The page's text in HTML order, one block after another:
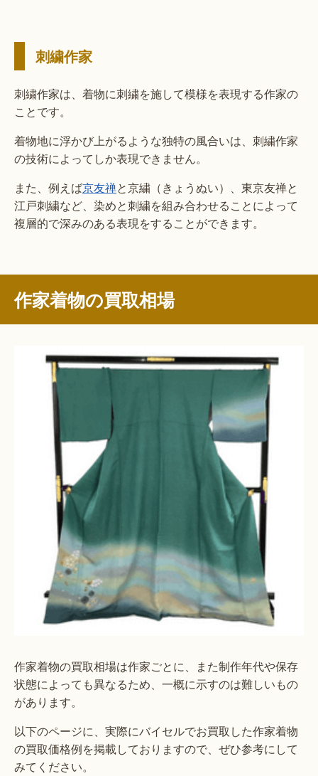
刺繍作家
刺繍作家は、着物に刺繍を施して模様を表現する作家の
ことです。
着物地に浮かび上がるような独特の風合いは、刺繍作家
の技術によってしか表現できません。
また、例えば京友禅と京繍（きょうぬい）、東京友禅と
江戸刺繍など、染めと刺繍を組み合わせることによって
複層的で深みのある表現をすることができます。
作家着物の買取相場
作家着物の買取相場は作家ごとに、また制作年代や保存
状態によっても異なるため、一概に示すのは難しいもの
があります。
以下のページに、実際にバイセルでお買取した作家着物
の買取価格例を掲載しておりますので、ぜひ参考にして
みてください。